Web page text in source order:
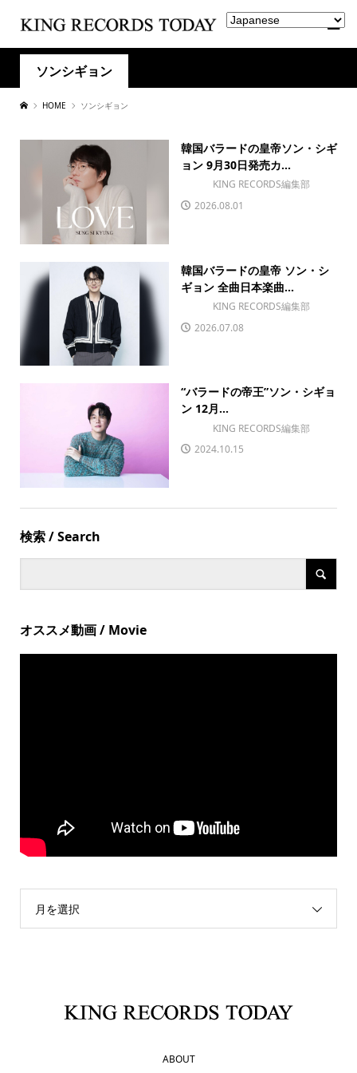
ソンシギョン
HOME ソンシギョン
韓国バラードの皇帝ソン・シギ
ョン 9月30日発売カ...
KING RECORDS編集部
2026.08.01
韓国バラードの皇帝 ソン・シ
ギョン 全曲日本楽曲...
KING RECORDS編集部
2026.07.08
“バラードの帝王”ソン・シギョ
ン 12月...
KING RECORDS編集部
2024.10.15
検索 / Search
オススメ動画 / Movie
月を選択
ABOUT